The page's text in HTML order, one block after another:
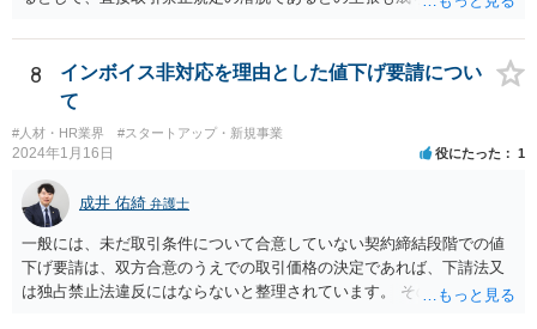
請求を受ける）可能性もあります。 基本的には、A、B社間で覚書を締
結するなど話をまとめていただいた方が宜しいかと存じます。 ②本掲
示板は法律相談に関する掲示板となりますので、法的な観点に限定し
と考えられます。 もっとも、貴社がスキームの決定をA社と共同して
行った場合、A社から事後的に違約金の一部について求償請求を受ける
可能性も否定はできません。 そのため、仮に当該スキームを実施する
にしても、A社に上記リスク（違約金を請求されるリスク）を負担して
貰える状況かというところも一つのポイントになろうかと存じます。
8
インボイス非対応を理由とした値下げ要請につい
て
#人材・HR業界 #スタートアップ・新規事業
2024年1月16日 役にたった 1
成井 佑綺 弁護士
一般には、未だ取引条件について合意していない契約締結段階での値
下げ要請は、双方合意のうえでの取引価格の決定であれば、下請法又
は独占禁止法違反にはならないと整理されています。 そのため、先方